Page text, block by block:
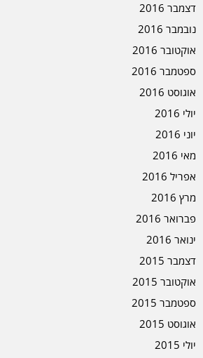
דצמבר 2016
נובמבר 2016
אוקטובר 2016
ספטמבר 2016
אוגוסט 2016
יולי 2016
יוני 2016
מאי 2016
אפריל 2016
מרץ 2016
פברואר 2016
ינואר 2016
דצמבר 2015
אוקטובר 2015
ספטמבר 2015
אוגוסט 2015
יולי 2015